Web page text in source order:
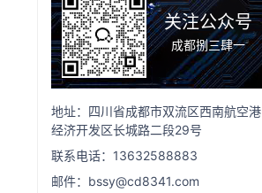
关注公众号
成都捌三肆一
地址：四川省成都市双流区西南航空港
经济开发区长城路二段29号
联系电话：13632588883
邮件：bssy@cd8341.com